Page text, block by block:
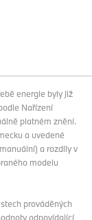
energie byly již
Nařízení
platném znění.
a uvedené
a rozdíly v
modelu
prováděných
odpovídající